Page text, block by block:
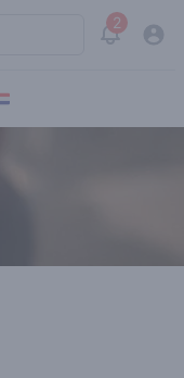
2
View